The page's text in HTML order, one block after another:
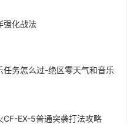
强化战法
任务怎么过-绝区零天气和音乐
CF-EX-5普通突袭打法攻略